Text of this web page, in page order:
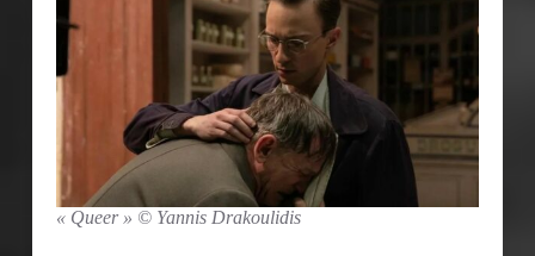
« Queer » © Yannis Drakoulidis